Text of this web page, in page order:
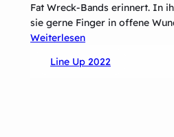
Fat Wreck-Bands erinnert. In
sie gerne Finger in offene
Weiterlesen:
News
Line Up 2022